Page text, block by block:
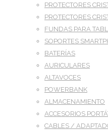
PROTECTORES
PROTECTORES
FUNDAS PARA
SOPORTES
BATERÍAS
AURICULARES
ALTAVOCES
POWERBANK
ALMACENAMIENTO
ACCESORIOS
CABLES /